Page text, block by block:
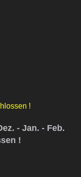
!
- Jan. - Feb.
!